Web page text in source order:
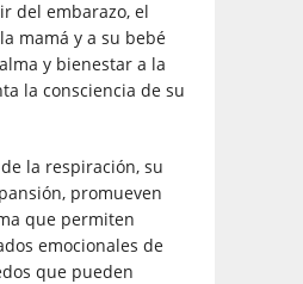
del embarazo, el
mamá y a su bebé
y bienestar a la
la consciencia de su
la respiración, su
promueven
que permiten
emocionales de
que pueden